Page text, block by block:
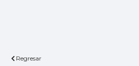
Regresar